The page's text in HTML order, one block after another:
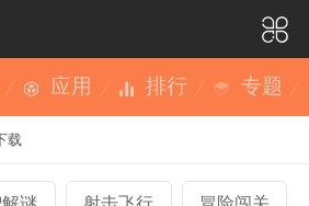
应用 排行 专题
载